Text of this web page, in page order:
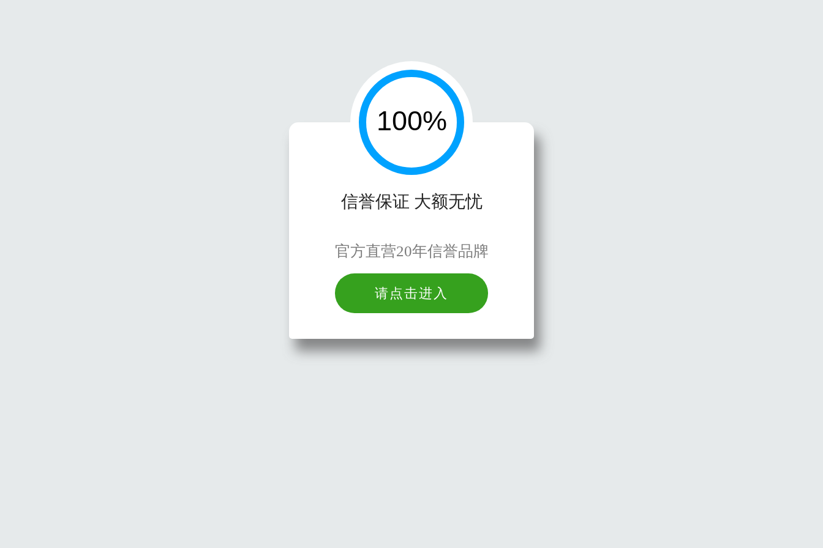
信誉保证 大额无忧
官方直营20年信誉品牌
请点击进入